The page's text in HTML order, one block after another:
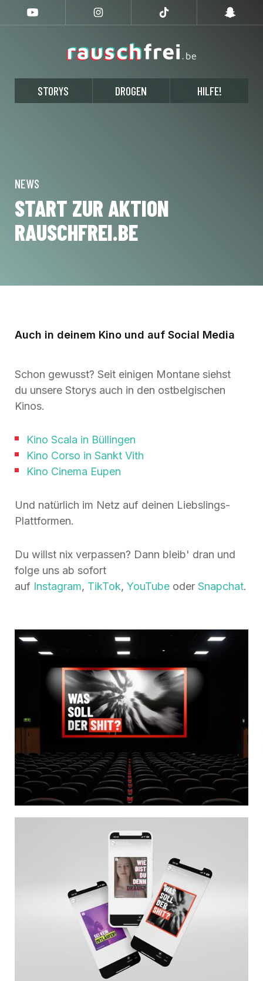
STORYS DROGEN HILFE!
NEWS
START ZUR AKTION
RAUSCHFREI.BE
Auch in deinem Kino und auf Social Media
Schon gewusst? Seit einigen Montane siehst
du unsere Storys auch in den ostbelgischen
Kinos.
Kino Scala in Büllingen
Kino Corso in Sankt Vith
Kino Cinema Eupen
Und natürlich im Netz auf deinen Liebslings-
Plattformen.
Du willst nix verpassen? Dann bleib' dran und
folge uns ab sofort
auf Instagram, TikTok, YouTube oder Snapchat.